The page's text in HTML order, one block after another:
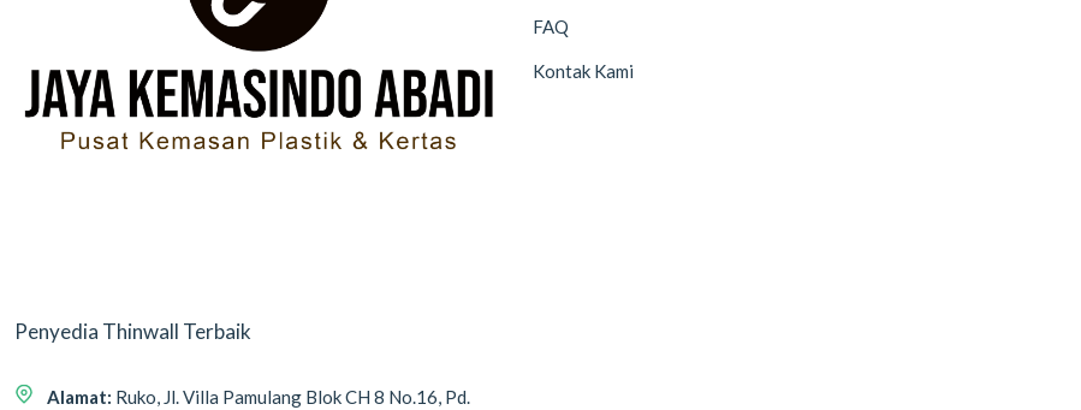
Penyedia Thinwall Terbaik
Alamat: Ruko, Jl. Villa Pamulang Blok CH 8 No.16, Pd.
FAQ
Kontak Kami